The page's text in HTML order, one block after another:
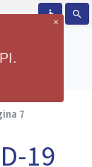
accessible search
7
19
×